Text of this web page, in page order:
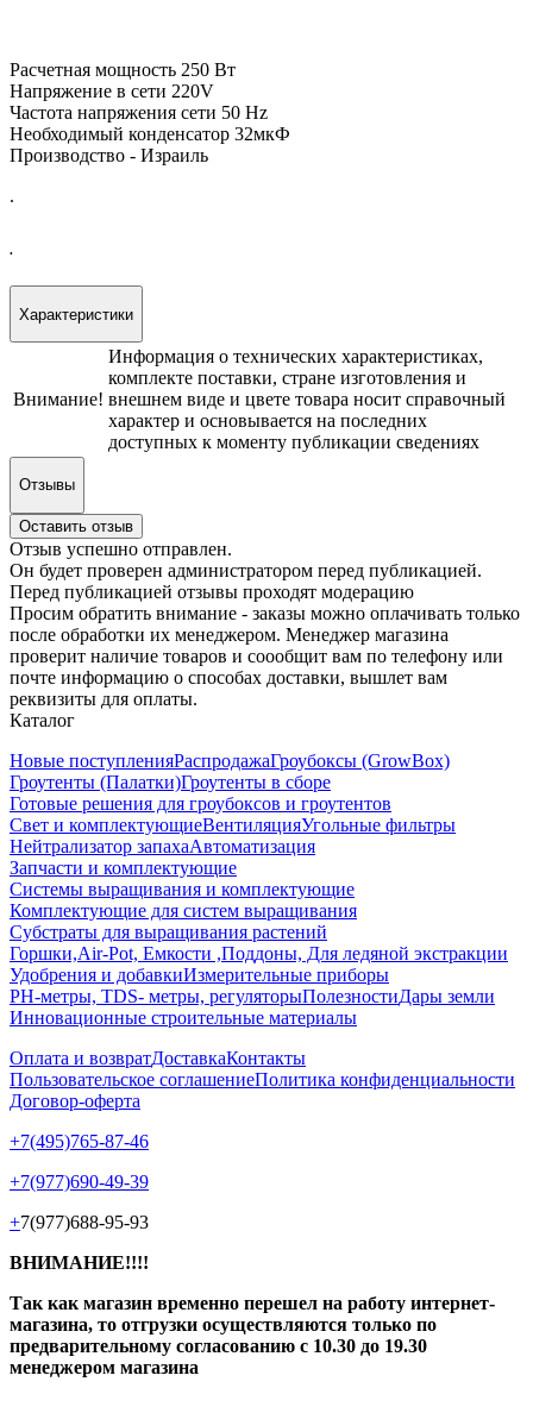
Расчетная мощность 250 Вт
Напряжение в сети 220V
Частота напряжения сети 50 Hz
Необходимый конденсатор 32мкФ
Производство - Израиль
.
.
Характеристики
Внимание!
Информация о технических характеристиках,
комплекте поставки, стране изготовления и
внешнем виде и цвете товара носит справочный
характер и основывается на последних
доступных к моменту публикации сведениях
Отзывы
Оставить отзыв
Отзыв успешно отправлен.
Он будет проверен администратором перед публикацией.
Перед публикацией отзывы проходят модерацию
Просим обратить внимание - заказы можно оплачивать только
после обработки их менеджером. Менеджер магазина
проверит наличие товаров и соообщит вам по телефону или
почте информацию о способах доставки, вышлет вам
реквизиты для оплаты.
Каталог
Новые поступленияРаспродажаГроубоксы (GrowBox)
Гроутенты (Палатки)Гроутенты в сборе
Готовые решения для гроубоксов и гроутентов
Свет и комплектующиеВентиляцияУгольные фильтры
Нейтрализатор запахаАвтоматизация
Запчасти и комплектующие
Системы выращивания и комплектующие
Комплектующие для систем выращивания
Субстраты для выращивания растений
Горшки,Air-Pot, Емкости ,Поддоны, Для ледяной экстракции
Удобрения и добавкиИзмерительные приборы
РН-метры, TDS- метры, регуляторыПолезностиДары земли
Инновационные строительные материалы
Оплата и возвратДоставкаКонтакты
Пользовательское соглашениеПолитика конфиденциальности
Договор-оферта
+7(495)765-87-46
+7(977)690-49-39
+7(977)688-95-93
ВНИМАНИЕ!!!!
Так как магазин временно перешел на работу интернет-
магазина, то отгрузки осуществляются только по
предварительному согласованию с 10.30 до 19.30
менеджером магазина